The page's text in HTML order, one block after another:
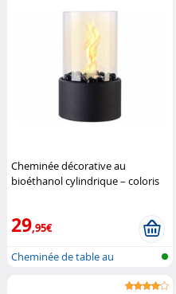
Cheminée décorative au
bioéthanol cylindrique – coloris
29,95€
Cheminée de table au